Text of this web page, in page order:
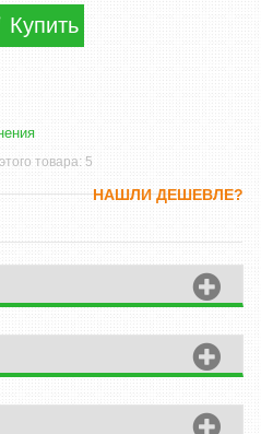
Купить
НАШЛИ ДЕШЕВЛЕ?
товара: 5